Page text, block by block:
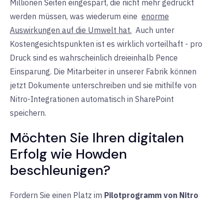
Millionen Seiten eingespart, die nicht mehr gedruckt
werden müssen, was wiederum eine enorme
Auswirkungen auf die Umwelt hat. Auch unter
Kostengesichtspunkten ist es wirklich vorteilhaft - pro
Druck sind es wahrscheinlich dreieinhalb Pence
Einsparung. Die Mitarbeiter in unserer Fabrik können
jetzt Dokumente unterschreiben und sie mithilfe von
Nitro-Integrationen automatisch in SharePoint
speichern.
Möchten Sie Ihren digitalen
Erfolg wie Howden
beschleunigen?
Fordern Sie einen Platz im Pilotprogramm von Nitro